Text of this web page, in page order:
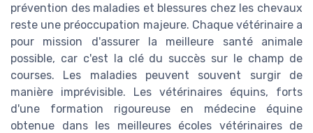
prévention des maladies et blessures chez les chevaux
reste une préoccupation majeure. Chaque vétérinaire a
pour mission d'assurer la meilleure santé animale
possible, car c'est la clé du succès sur le champ de
courses. Les maladies peuvent souvent surgir de
manière imprévisible. Les vétérinaires équins, forts
d'une formation rigoureuse en médecine équine
obtenue dans les meilleures écoles vétérinaires de